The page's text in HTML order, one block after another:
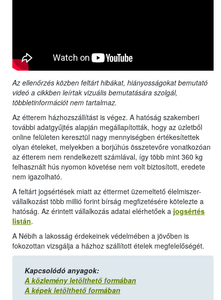
Az ellenőrzés közben feltárt hibákat, hiányosságokat bemutató
videó a cikkben leírtak vizuális bemutatására szolgál,
többletinformációt nem tartalmaz.
Az étterem házhozszállítást is végez. A hatóság szakemberi
további adatgyűjtés alapján megállapították, hogy az üzletből
online felületen keresztül nagy mennyiségben értékesítettek
olyan ételeket, melyekben a borjúhús összetevőre vonatkozóan
az étterem nem rendelkezett számlával, így több mint 360 kg
felhasznált hús nyomon követése nem volt biztosított, eredete
nem igazolható.
A feltárt jogsértések miatt az éttermet üzemeltető élelmiszer-
vállalkozást több millió forint bírság megfizetésére kötelezte a
hatóság. Az érintett vállalkozás adatai elérhetőek a jogsértés
listán.
A Nébih a lakosság érdekeinek védelmében a jövőben is
fokozottan vizsgálja a házhoz szállított ételek megfelelőségét.
Kapcsolódó anyagok:
A közlemény letölthető formában
A képek letölthető formában